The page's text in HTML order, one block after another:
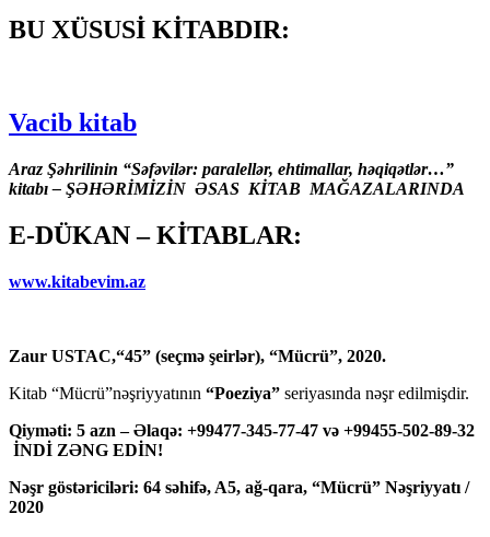
BU XÜSUSİ KİTABDIR:
Vacib kitab
Araz Şəhrilinin “Səfəvilər: paralellər, ehtimallar, həqiqətlər…”
kitabı – ŞƏHƏRİMİZİN ƏSAS KİTAB MAĞAZALARINDA
E-DÜKAN – KİTABLAR:
www.kitabevim.az
Zaur USTAC,“45” (seçmə şeirlər), “Mücrü”, 2020.
Kitab “Mücrü”nəşriyyatının “Poeziya” seriyasında nəşr edilmişdir.
Qiyməti: 5 azn – Əlaqə: +99477-345-77-47 və +99455-502-89-32
İNDİ ZƏNG EDİN!
Nəşr göstəriciləri: 64 səhifə, A5, ağ-qara, “Mücrü” Nəşriyyatı /
2020